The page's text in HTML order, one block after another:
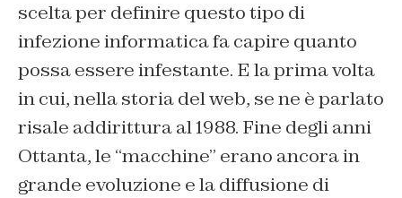
scelta per definire questo tipo di
infezione informatica fa capire quanto
possa essere infestante. E la prima volta
in cui, nella storia del web, se ne è parlato
risale addirittura al 1988. Fine degli anni
Ottanta, le “macchine” erano ancora in
grande evoluzione e la diffusione di